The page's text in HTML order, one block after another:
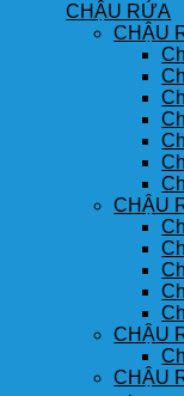
CHẬU RỬA
CHẬU
CHẬU
CHẬU
CHẬU